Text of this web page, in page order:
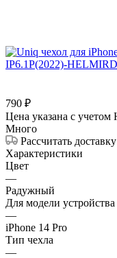
790 ₽
Цена указана с
Много
Рассчитать доставку
Характеристики
Цвет
—
Радужный
Для модели устройства
—
iPhone 14 Pro
Тип чехла
—